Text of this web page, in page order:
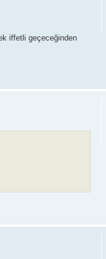
iffetli geçeceğinden